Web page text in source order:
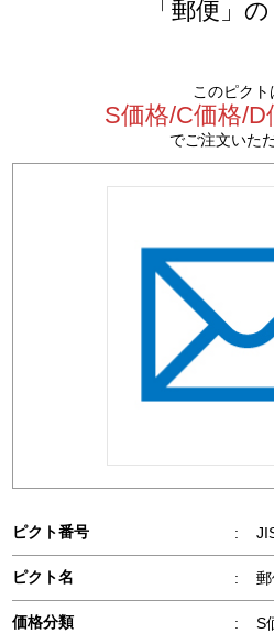
「郵便」
このピクト
S価格/C価格/
でご注文いた
ピクト番号 :
ピクト名 :
価格分類 : S